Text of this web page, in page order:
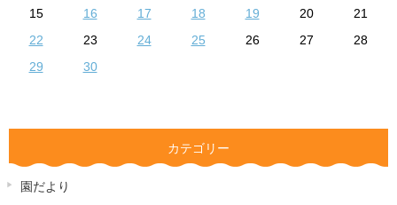
15
16 17 18 19 20
21
22
23 24 25 26 27
28
29
30
カテゴリー
園だより